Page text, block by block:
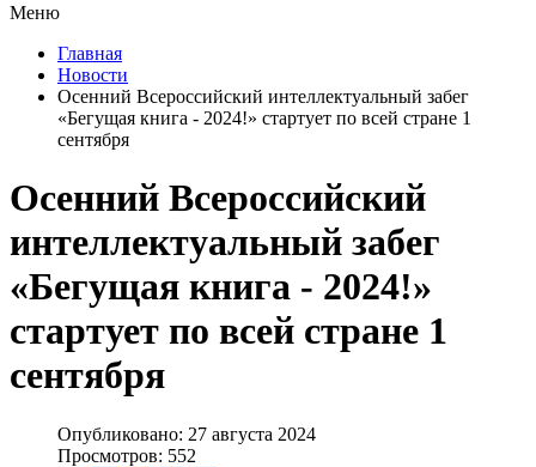
Меню
Главная
Новости
Осенний Всероссийский интеллектуальный забег
«Бегущая книга - 2024!» стартует по всей стране 1
сентября
Осенний Всероссийский
интеллектуальный забег
«Бегущая книга - 2024!»
стартует по всей стране 1
сентября
Опубликовано: 27 августа 2024
Просмотров: 552